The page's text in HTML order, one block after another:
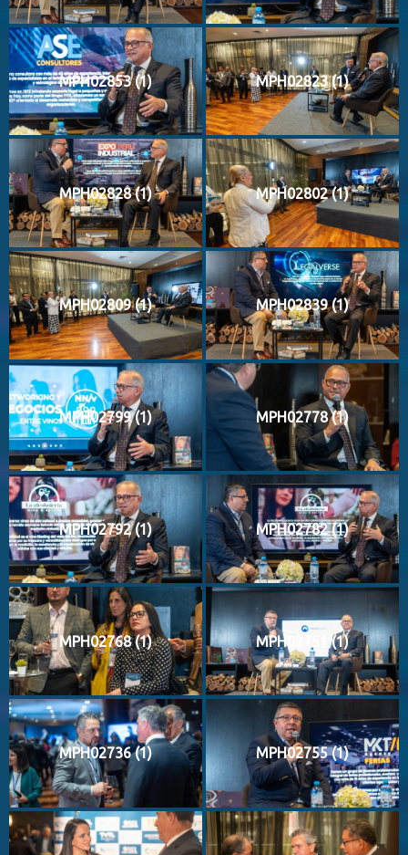
MPH02853 (1) MPH02823 (1)
MPH02828 (1) MPH02802 (1)
MPH02809 (1) MPH02839 (1)
MPH02799 (1) MPH02778 (1)
MPH02792 (1) MPH02782 (1)
MPH02768 (1) MPH02751 (1)
MPH02736 (1) MPH02755 (1)